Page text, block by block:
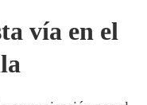
vía en el